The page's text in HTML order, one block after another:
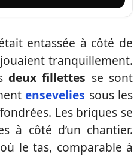
entassée à côté de
tranquillement.
deux fillettes se sont
ensevelies sous les
Les briques se
à côté d’un chantier.
le tas, comparable à